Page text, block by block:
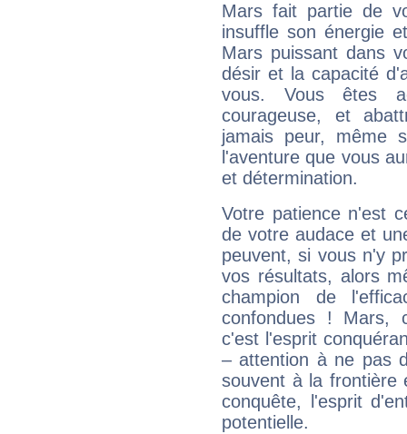
Mars fait partie de
insuffle son énergie
Mars puissant dans
désir et la capacité
vous. Vous êtes
courageuse, et
jamais peur, même
l'aventure que vous
et détermination.
Votre patience n'est
de votre audace et
peuvent, si vous n'y
vos résultats, alors
champion de
confondues ! Mars,
c'est l'esprit
– attention à ne pas
souvent à la frontière
conquête, l'esprit
potentielle.